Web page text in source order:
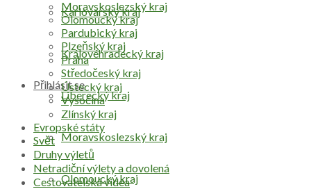
Přihlásit se
Karlovarský kraj
Královéhradecký kraj
Liberecký kraj
Moravskoslezský kraj
Olomoucký kraj
Moravskoslezský kraj
Olomoucký kraj
Pardubický kraj
Plzeňský kraj
Praha
Středočeský kraj
Ústecký kraj
Vysočina
Zlínský kraj
Evropské státy
Svět
Druhy výletů
Netradiční výlety a dovolená
Cestovatelská videa